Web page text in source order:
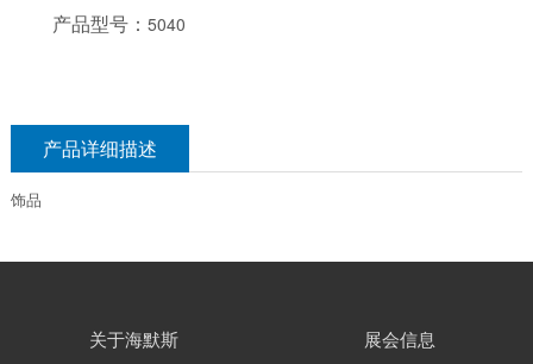
产品型号：5040
产品详细描述
饰品
关于海默斯 展会信息